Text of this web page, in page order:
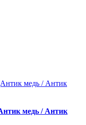
медь / Антик